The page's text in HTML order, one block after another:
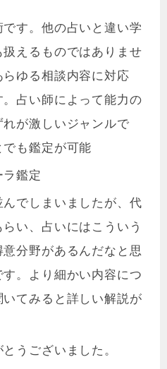
す。他の占いと違い学
えるものではありませ
ゆる相談内容に対応
占い師によって能力の
が激しいジャンルで
も鑑定が可能
ラ鑑定
でしまいましたが、代
い、占いにはこういう
分野があるんだなと思
。より細かい内容につ
てみると詳しい解説が
うございました。